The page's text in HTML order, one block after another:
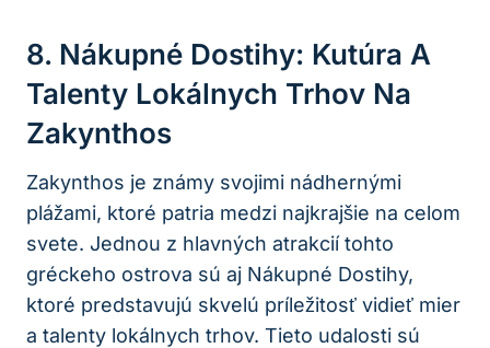
8. Nákupné Dostihy: Kutúra A
Talenty Lokálnych Trhov Na
Zakynthos
Zakynthos je známy svojimi nádhernými
plážami, ktoré patria medzi najkrajšie na celom
svete. Jednou z hlavných atrakcií tohto
gréckeho ostrova sú aj Nákupné Dostihy,
ktoré predstavujú skvelú príležitosť vidieť mier
a talenty lokálnych trhov. Tieto udalosti sú